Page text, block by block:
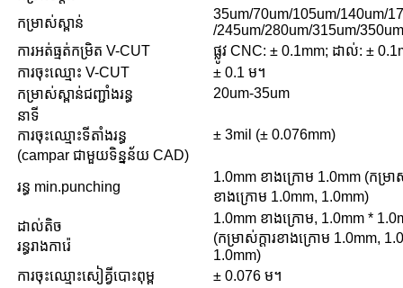
កម្រាស់ស្ពាន់
35um/70um/105um/140um/
/245um/280um/315um/350um
ការអត់ធ្មត់កម្រិត V-CUT
ផ្លូវ CNC: ± 0.1mm; ដាល់: ±
ការចុះឈ្មោះ V-CUT
± 0.1 ម។
កម្រាស់ស្ពាន់ជញ្ជាំងរន្ធ
20um-35um
នាទី
ការចុះឈ្មោះទីតាំងរន្ធ
(campar ជាមួយទិន្នន័យ CAD)
± 3mil (± 0.076mm)
រន្ធ min.punching
1.0mm ខាងក្រោម 1.0mm (កម្រាស់
ខាងក្រោម 1.0mm, 1.0mm)
ដាល់តិច
រន្ធរាងការ៉េ
1.0mm ខាងក្រោម, 1.0mm *
(កម្រាស់ក្តារខាងក្រោម 1.0mm,
1.0mm)
ការចុះឈ្មោះសៀគ្វីបោះពុម្ព
± 0.076 ម។